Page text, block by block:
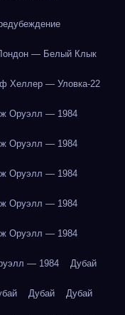
— Белый Клык
Хеллер — Уловка-22
Оруэлл — 1984
Оруэлл — 1984
Оруэлл — 1984
Оруэлл — 1984
Оруэлл — 1984
— 1984 Дубай
Дубай Дубай